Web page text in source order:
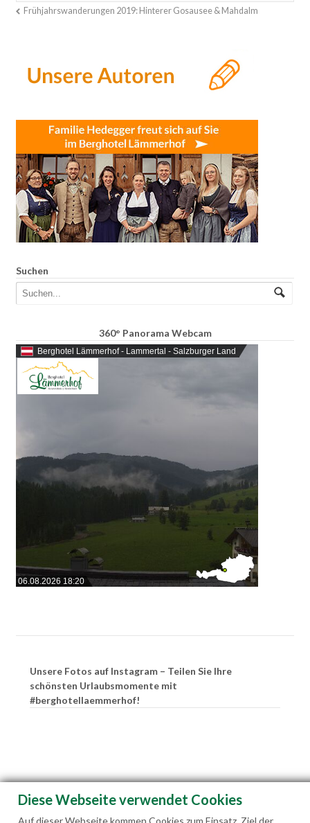
Frühjahrswanderungen 2019: Hinterer Gosausee & Mahdalm
Suchen
360° Panorama Webcam
Berghotel Lämmerhof - Lammertal - Salzburger Land
06.08.2026 18:20
Unsere Fotos auf Instagram – Teilen Sie Ihre
schönsten Urlaubsmomente mit
#berghotellaemmerhof!
Diese Webseite verwendet Cookies
Auf dieser Webseite kommen Cookies zum Einsatz. Ziel der